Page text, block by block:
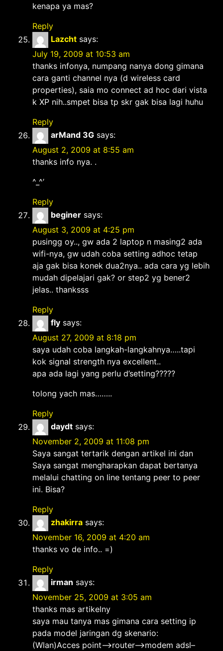
kenapa ya mas?
Reply
Lazcht says:
July 19, 2009 at 10:53 am
thanks infonya, numpang nanya dong gimana
cara ganti channel nya (d wireless card
properties), saia mo connect ad hoc dari vista
k XP nih..smpet bisa tp skr gak bisa lagi huhu
Reply
arMand 3G says:
August 2, 2009 at 8:55 am
thanks info nya. .
^_^’
Reply
beginer says:
August 3, 2009 at 4:25 pm
pusingg oy.., gw ada 2 laptop n masing2 ada
wifi-nya, gw udah coba setting adhoc tetap
aja gak bisa konek dua2nya.. ada cara yg lebih
mudah dipelajari gak? or step2 yg bener2
jelas.. thanksss
Reply
fly says:
August 27, 2009 at 8:18 pm
saya udah coba langkah-langkahnya…..tapi
kok signal strength nya excellent..
apa ada lagi yang perlu d’setting?????
tolong yach mas……..
Reply
daydt says:
November 2, 2009 at 11:08 pm
Saya sangat tertarik dengan artikel ini dan
Saya sangat mengharapkan dapat bertanya
melalui chatting on line tentang peer to peer
ini. Bisa?
Reply
zhakirra says:
November 16, 2009 at 4:20 am
thanks vo de info.. =)
Reply
irman says:
November 25, 2009 at 3:05 am
thanks mas artikelny
saya mau tanya mas gimana cara setting ip
pada model jaringan dg skenario:
(Wlan)Acces point–>router–>modem adsl–